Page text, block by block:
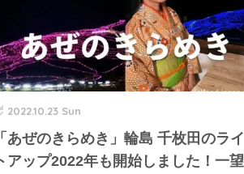
2022.10.23 Sun
「あぜのきらめき」輪島 千枚田のライ
アップ2022年も開始しました！一望